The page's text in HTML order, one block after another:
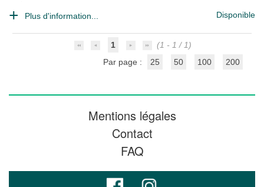
Plus d'information... Disponible
1
(1 - 1 / 1)
Par page :
25 50 100 200
Mentions légales
Contact
FAQ